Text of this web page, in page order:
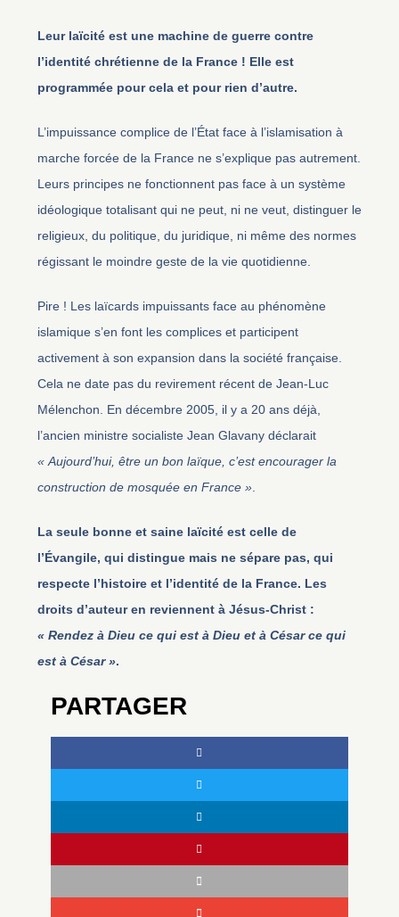
Leur laïcité est une machine de guerre contre
l’identité chrétienne de la France ! Elle est
programmée pour cela et pour rien d’autre.
L’impuissance complice de l’État face à l’islamisation à
marche forcée de la France ne s’explique pas autrement.
Leurs principes ne fonctionnent pas face à un système
idéologique totalisant qui ne peut, ni ne veut, distinguer le
religieux, du politique, du juridique, ni même des normes
régissant le moindre geste de la vie quotidienne.
Pire ! Les laïcards impuissants face au phénomène
islamique s’en font les complices et participent
activement à son expansion dans la société française.
Cela ne date pas du revirement récent de Jean-Luc
Mélenchon. En décembre 2005, il y a 20 ans déjà,
l’ancien ministre socialiste Jean Glavany déclarait
« Aujourd’hui, être un bon laïque, c’est encourager la
construction de mosquée en France ».
La seule bonne et saine laïcité est celle de
l’Évangile, qui distingue mais ne sépare pas, qui
respecte l’histoire et l’identité de la France. Les
droits d’auteur en reviennent à Jésus-Christ :
« Rendez à Dieu ce qui est à Dieu et à César ce qui
est à César ».
PARTAGER